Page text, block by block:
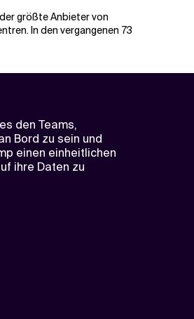
größte Anbieter von
In den vergangenen 73
den Teams,
Bord zu sein und
einen einheitlichen
ihre Daten zu